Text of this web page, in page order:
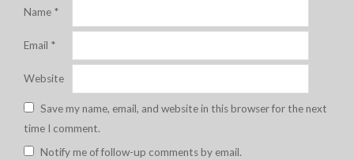
Name *
Email *
Website
Save my name, email, and website in this browser for the next
time I comment.
Notify me of follow-up comments by email.